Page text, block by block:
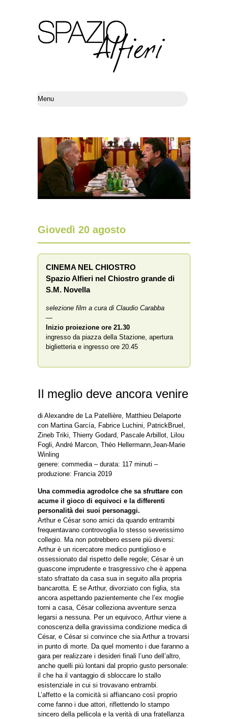
Giovedì 20 agosto
CINEMA NEL CHIOSTRO
Spazio Alfieri nel Chiostro grande di
S.M. Novella
selezione film a cura di Claudio Carabba
—
Inizio proiezione ore 21.30
ingresso da piazza della Stazione, apertura
biglietteria e ingresso ore 20.45
Il meglio deve ancora venire
di Alexandre de La Patellière, Matthieu Delaporte
con Martina García, Fabrice Luchini, PatrickBruel,
Zineb Triki, Thierry Godard, Pascale Arbillot, Lilou
Fogli, André Marcon, Théo Hellermann,Jean-Marie
Winling
genere: commedia – durata: 117 minuti –
produzione: Francia 2019
Una commedia agrodolce che sa sfruttare con
acume il gioco di equivoci e la differenti
personalità dei suoi personaggi.
Arthur e César sono amici da quando entrambi
frequentavano controvoglia lo stesso severissimo
collegio. Ma non potrebbero essere più diversi:
Arthur è un ricercatore medico puntiglioso e
ossessionato dal rispetto delle regole; César è un
guascone imprudente e trasgressivo che è appena
stato sfrattato da casa sua in seguito alla propria
bancarotta. E se Arthur, divorziato con figlia, sta
ancora aspettando pazientemente che l’ex moglie
torni a casa, César colleziona avventure senza
legarsi a nessuna. Per un equivoco, Arthur viene a
conoscenza della gravissima condizione medica di
César, e César si convince che sia Arthur a trovarsi
in punto di morte. Da quel momento i due faranno a
gara per realizzare i desideri finali l’uno dell’altro,
anche quelli più lontani dal proprio gusto personale:
il che ha il vantaggio di sbloccare lo stallo
esistenziale in cui si trovavano entrambi.
L’affetto e la comicità si affiancano così proprio
come fanno i due attori, riflettendo lo stampo
sincero della pellicola e la verità di una fratellanza